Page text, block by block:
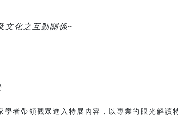
化之互動關係~
學者帶領觀眾進入特展內容，以專業的眼光解讀